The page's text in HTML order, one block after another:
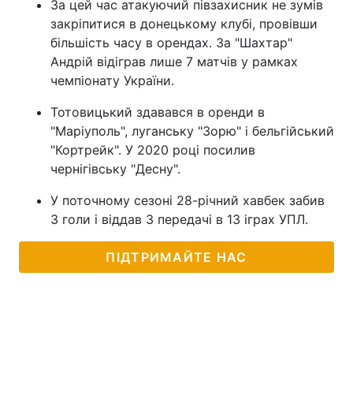
За цей час атакуючий півзахисник не зумів
закріпитися в донецькому клубі, провівши
більшість часу в орендах. За "Шахтар"
Андрій відіграв лише 7 матчів у рамках
чемпіонату України.
Тотовицький здавався в оренди в
"Маріуполь", луганську "Зорю" і бельгійський
"Кортрейк". У 2020 році посилив
чернігівську "Десну".
У поточному сезоні 28-річний хавбек забив
3 голи і віддав 3 передачі в 13 іграх УПЛ.
ПІДТРИМАЙТЕ НАС